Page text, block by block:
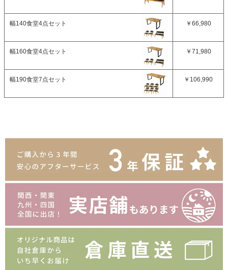
幅140食堂4点セット ￥66,980
幅160食堂4点セット ￥71,980
幅190食堂7点セット ￥106,990